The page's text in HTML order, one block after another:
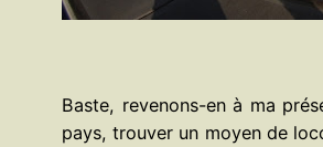
Baste, revenons-en à ma
pays, trouver un moyen de